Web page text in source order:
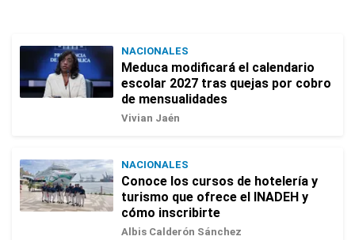
NACIONALES
Meduca modificará el calendario
escolar 2027 tras quejas por cobro
de mensualidades
Vivian Jaén
NACIONALES
Conoce los cursos de hotelería y
turismo que ofrece el INADEH y
cómo inscribirte
Albis Calderón Sánchez